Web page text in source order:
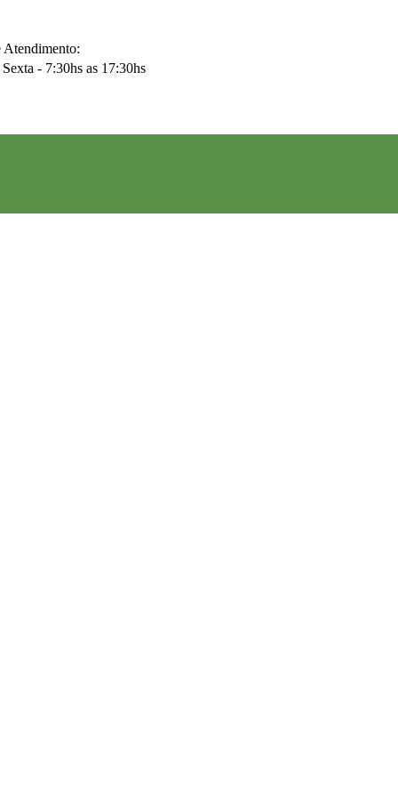
Atendimento:
Sexta - 7:30hs as 17:30hs